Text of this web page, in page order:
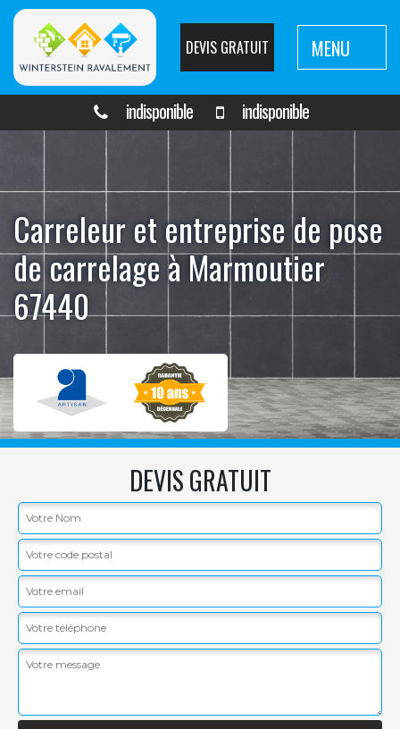
DEVIS GRATUIT MENU
indisponible indisponible
Carreleur et entreprise de pose
de carrelage à Marmoutier
67440
DEVIS GRATUIT